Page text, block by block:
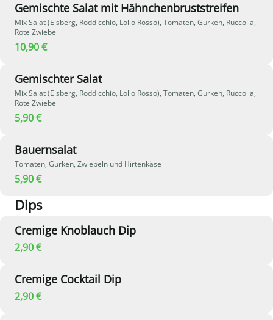
Gemischte Salat mit Hähnchenbruststreifen
Mix Salat (Eisberg, Roddicchio, Lollo Rosso), Tomaten, Gurken, Ruccolla,
Rote Zwiebel
10,90 €
Gemischter Salat
Mix Salat (Eisberg, Roddicchio, Lollo Rosso), Tomaten, Gurken, Ruccolla,
Rote Zwiebel
5,90 €
Bauernsalat
Tomaten, Gurken, Zwiebeln und Hirtenkäse
5,90 €
Dips
Cremige Knoblauch Dip
2,90 €
Cremige Cocktail Dip
2,90 €